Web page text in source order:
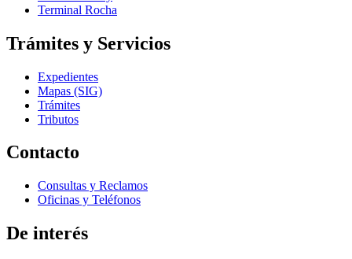
Terminal Rocha
Trámites y Servicios
Expedientes
Mapas (SIG)
Trámites
Tributos
Contacto
Consultas y Reclamos
Oficinas y Teléfonos
De interés